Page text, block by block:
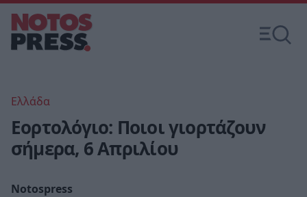
Ελλάδα
Εορτολόγιο: Ποιοι γιορτάζουν
σήμερα, 6 Απριλίου
Notospress